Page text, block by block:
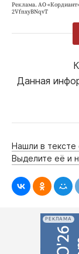
Реклама. АО
2VfnxyBNqvT
Данная
Нашли в тексте
Выделите её и
РЕКЛАМА